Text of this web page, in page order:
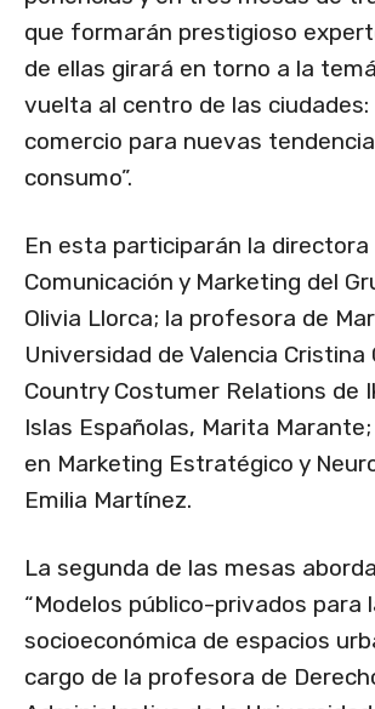
que formarán prestigioso
de ellas girará en torno a la
vuelta al centro de las ciudades:
comercio para nuevas
consumo”.
En esta participarán la directora
Comunicación y Marketing del
Olivia Llorca; la profesora de
Universidad de Valencia Cristina
Country Costumer Relations de
Islas Españolas, Marita
en Marketing Estratégico y
Emilia Martínez.
La segunda de las mesas
“Modelos público-privados para
socioeconómica de espacios
cargo de la profesora de